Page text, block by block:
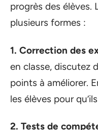
progrès des élèves.
plusieurs formes :
1. Correction des
en classe, discutez
points à améliorer.
les élèves pour
2. Tests de